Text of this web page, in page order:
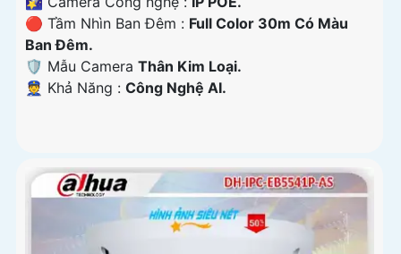
🔴 Tầm Nhìn Ban Đêm : Full Color 30m Có Màu
Ban Đêm.
🛡 Mẫu Camera Thân Kim Loại.
️👮 Khả Năng : Công Nghệ AI.